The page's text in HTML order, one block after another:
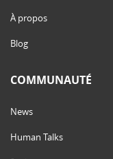
À propos
Blog
COMMUNAUTÉ
News
Human Talks